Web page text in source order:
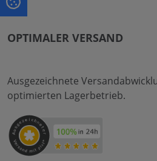
OPTIMALER VERSAND
Ausgezeichnete
optimierten Lagerbetrieb.